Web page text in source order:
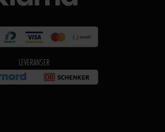
LEVERANSER